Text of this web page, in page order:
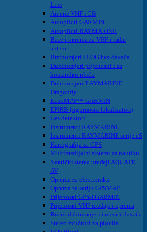
Line
Antene VHF i CB
Autopiloti GARMIN
Autopiloti RAYMARINE
Baze i oprema za VHF i radar
antene
Brzinomjeri i LOG bez davača
Dubinomjeri prijenosni i za
komandnu ploču
Dubinomjeri RAYMARINE
Dragonfly
EchoMAP™ GARMIN
EPIRB (sigurnosni lokalizatori)
Gas detektori
Instrumenti RAYMARINE
Instrumenti RAYMARINE serije eS
Kartografija za GPS
Multimedijalni sistemi za nautiku
Nautički stereo uređaji AQUATIC
AV
Oprema za elektroniku
Oprema za seriju GPSMAP
Prijenosni GPS-I GARMIN
Prijenosni VHF uređaji i oprema
Ručni dubinomjeri i nosači davača
Stereo zvučnici za plovila